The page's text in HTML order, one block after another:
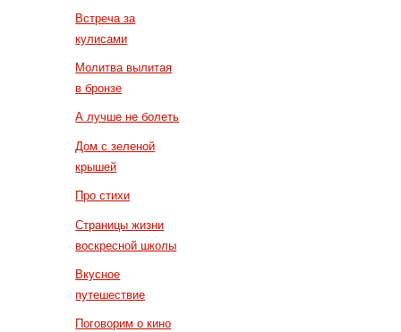
Встреча за
кулисами
Молитва вылитая
в бронзе
А лучше не болеть
Дом с зеленой
крышей
Про стихи
Страницы жизни
воскресной школы
Вкусное
путешествие
Поговорим о кино